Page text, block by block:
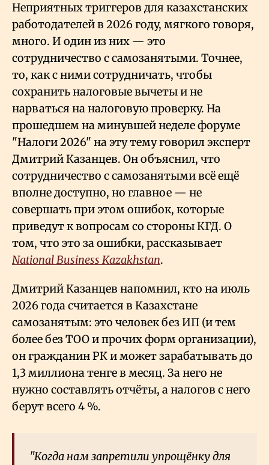
Неприятных триггеров для казахстанских
работодателей в 2026 году, мягкого говоря,
много. И один из них — это
сотрудничество с самозанятыми. Точнее,
то, как с ними сотрудничать, чтобы
сохранить налоговые вычеты и не
нарваться на налоговую проверку. На
прошедшем на минувшей неделе форуме
"Налоги 2026" на эту тему говорил эксперт
Дмитрий Казанцев. Он объяснил, что
сотрудничество с самозанятыми всё ещё
вполне доступно, но главное — не
совершать при этом ошибок, которые
приведут к вопросам со стороны КГД. О
том, что это за ошибки, рассказывает
National Business Kazakhstan.
Дмитрий Казанцев напомнил, кто на июль
2026 года считается в Казахстане
самозанятым: это человек без ИП (и тем
более без ТОО и прочих форм организации),
он гражданин РК и может зарабатывать до
1,3 миллиона тенге в месяц. За него не
нужно составлять отчёты, а налогов с него
берут всего 4 %.
"Когда нам запретили упрощёнку для